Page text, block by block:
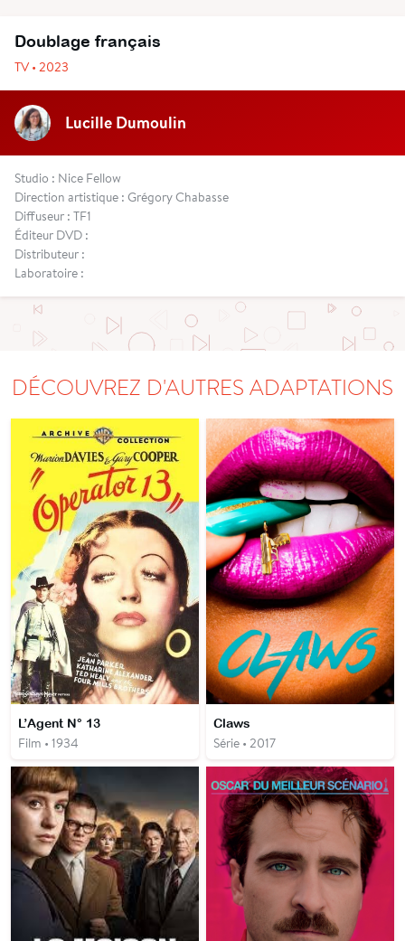
Doublage français
TV • 2023
Lucille Dumoulin
Studio : Nice Fellow
Direction artistique : Grégory Chabasse
Diffuseur : TF1
Éditeur DVD :
Distributeur :
Laboratoire :
DÉCOUVREZ D'AUTRES ADAPTATIONS
L’Agent N° 13
Film • 1934
Claws
Série • 2017